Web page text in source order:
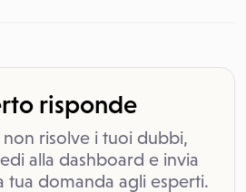
risponde
non risolve i tuoi dubbi,
alla dashboard e invia
tua domanda agli esperti.